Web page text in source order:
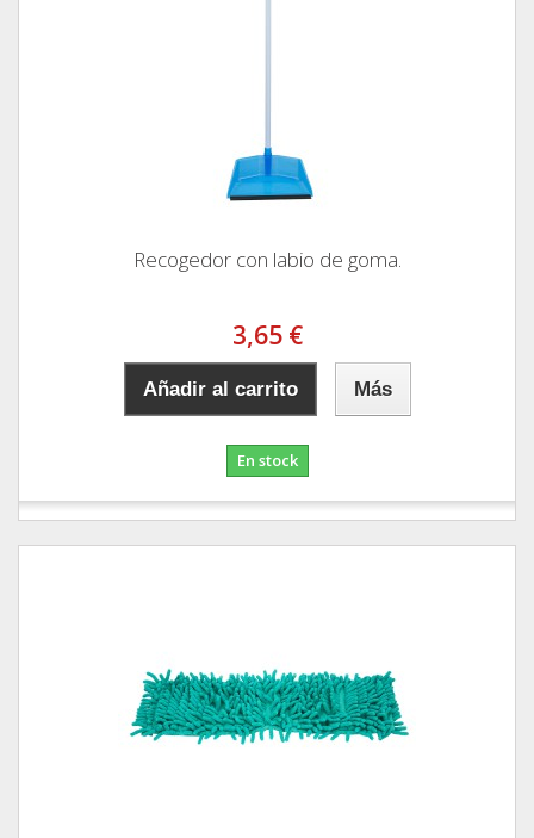
Recogedor con labio de goma.
3,65 €
Añadir al carrito Más
En stock